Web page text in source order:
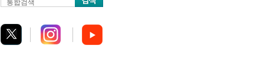
통합검색